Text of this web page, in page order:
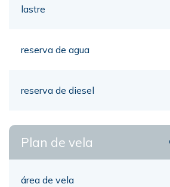
lastre
reserva de agua
reserva de diesel
Plan de vela
área de vela